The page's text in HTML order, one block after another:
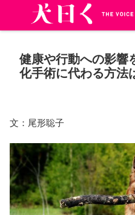
健康や行動への影響
化手術に代わる方法
文：尾形聡子